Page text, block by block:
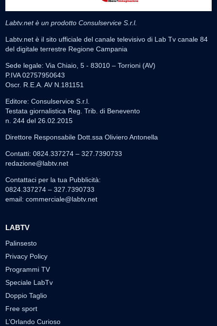
Labtv.net è un prodotto Consulservice S.r.l.
Labtv.net è il sito ufficiale del canale televisivo di Lab Tv canale 84
del digitale terrestre Regione Campania
Sede legale: Via Chiaio, 5 - 83010 – Torrioni (AV)
P.IVA 02757950643
Oscr. R.E.A. AV N.181151
Editore: Consulservice S.r.l.
Testata giornalistica Reg. Trib. di Benevento
n. 244 del 26.02.2015
Direttore Responsabile Dott.ssa Oliviero Antonella
Contatti: 0824.337274 – 327.7390733
redazione@labtv.net
Contattaci per la tua Pubblicità:
0824.337274 – 327.7390733
email: commerciale@labtv.net
LABTV
Palinsesto
Privacy Policy
Programmi TV
Speciale LabTv
Doppio Taglio
Free sport
L’Orlando Curioso